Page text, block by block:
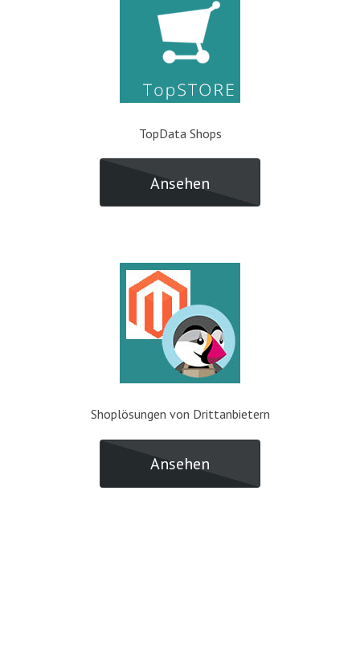
TopData Shops
Ansehen
Shoplösungen von Drittanbietern
Ansehen